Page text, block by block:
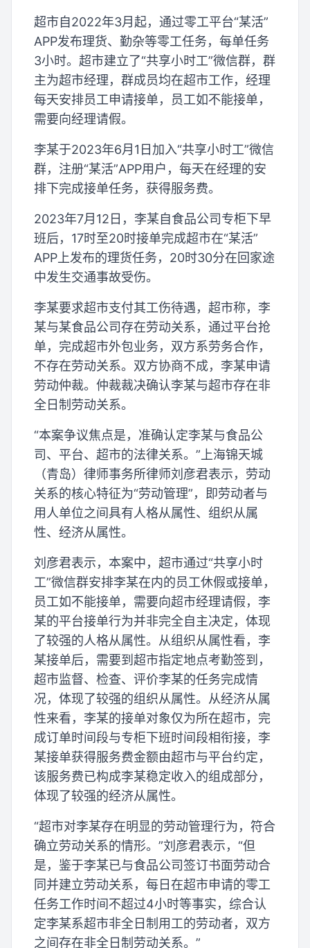
超市自2022年3月起，通过零工平台“某活”
APP发布理货、勤杂等零工任务，每单任务
3小时。超市建立了“共享小时工”微信群，群
主为超市经理，群成员均在超市工作，经理
每天安排员工申请接单，员工如不能接单，
需要向经理请假。
李某于2023年6月1日加入“共享小时工”微信
群，注册“某活”APP用户，每天在经理的安
排下完成接单任务，获得服务费。
2023年7月12日，李某自食品公司专柜下早
班后，17时至20时接单完成超市在“某活”
APP上发布的理货任务，20时30分在回家途
中发生交通事故受伤。
李某要求超市支付其工伤待遇，超市称，李
某与某食品公司存在劳动关系，通过平台抢
单，完成超市外包业务，双方系劳务合作，
不存在劳动关系。双方协商不成，李某申请
劳动仲裁。仲裁裁决确认李某与超市存在非
全日制劳动关系。
“本案争议焦点是，准确认定李某与食品公
司、平台、超市的法律关系。”上海锦天城
（青岛）律师事务所律师刘彦君表示，劳动
关系的核心特征为“劳动管理”，即劳动者与
用人单位之间具有人格从属性、组织从属
性、经济从属性。
刘彦君表示，本案中，超市通过“共享小时
工”微信群安排李某在内的员工休假或接单，
员工如不能接单，需要向超市经理请假，李
某的平台接单行为并非完全自主决定，体现
了较强的人格从属性。从组织从属性看，李
某接单后，需要到超市指定地点考勤签到，
超市监督、检查、评价李某的任务完成情
况，体现了较强的组织从属性。从经济从属
性来看，李某的接单对象仅为所在超市，完
成订单时间段与专柜下班时间段相衔接，李
某接单获得服务费金额由超市与平台约定，
该服务费已构成李某稳定收入的组成部分，
体现了较强的经济从属性。
“超市对李某存在明显的劳动管理行为，符合
确立劳动关系的情形。”刘彦君表示，“但
是，鉴于李某已与食品公司签订书面劳动合
同并建立劳动关系，每日在超市申请的零工
任务工作时间不超过4小时等事实，综合认
定李某系超市非全日制用工的劳动者，双方
之间存在非全日制劳动关系。”